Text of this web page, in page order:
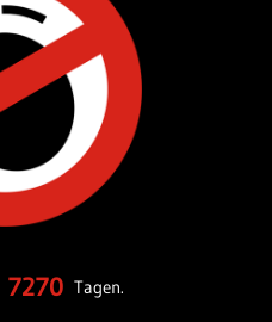
7270 Tagen.